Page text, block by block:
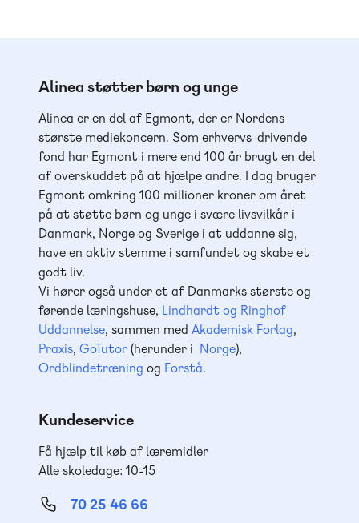
Alinea støtter børn og unge
Alinea er en del af Egmont, der er Nordens
største mediekoncern. Som erhvervs-drivende
fond har Egmont i mere end 100 år brugt en del
af overskuddet på at hjælpe andre. I dag bruger
Egmont omkring 100 millioner kroner om året
på at støtte børn og unge i svære livsvilkår i
Danmark, Norge og Sverige i at uddanne sig,
have en aktiv stemme i samfundet og skabe et
godt liv.
Vi hører også under et af Danmarks største og
førende læringshuse, Lindhardt og Ringhof
Uddannelse, sammen med Akademisk Forlag,
Praxis, GoTutor(herunder i Norge),
Ordblindetræning og Forstå.
Kundeservice
Få hjælp til køb af læremidler
Alle skoledage: 10-15
70 25 46 66